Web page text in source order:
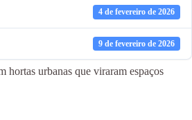
4 de fevereiro de 2026
9 de fevereiro de 2026
hortas urbanas que viraram espaços